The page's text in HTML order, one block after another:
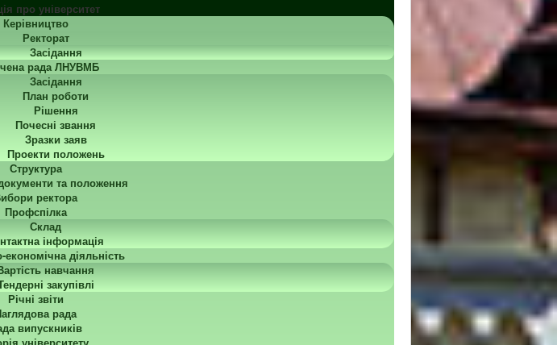
про університет
Керівництво
Ректорат
Засідання
рада ЛНУВМБ
Засідання
План роботи
Рішення
Почесні звання
Зразки заяв
Проекти положень
Структура
та положення
ректора
Профспілка
Склад
інформація
діяльність
навчання
закупівлі
Річні звіти
рада
випускників